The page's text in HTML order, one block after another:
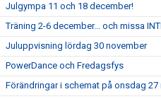
Julgympa 11 och 18 december!
Träning 2-6 december... och missa
Juluppvisning lördag 30 november
PowerDance och Fredagsfys
Förändringar i schemat på onsdag 27